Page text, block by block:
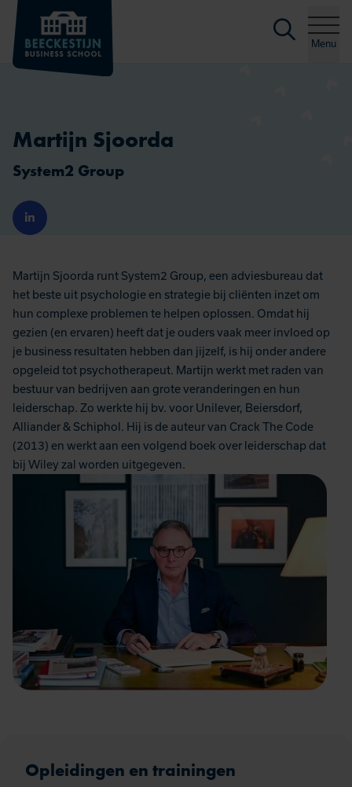
Ga naar de inhoud
Menu
Martijn Sjoorda
System2 Group
Martijn Sjoorda runt System2 Group, een adviesbureau dat
het beste uit psychologie en strategie bij cliënten inzet om
hun complexe problemen te helpen oplossen. Omdat hij
gezien (en ervaren) heeft dat je ouders vaak meer invloed op
je business resultaten hebben dan jijzelf, is hij onder andere
opgeleid tot psychotherapeut. Martijn werkt met raden van
bestuur van bedrijven aan grote veranderingen en hun
leiderschap. Zo werkte hij bv. voor Unilever, Beiersdorf,
Alliander & Schiphol. Hij is de auteur van Crack The Code
(2013) en werkt aan een volgend boek over leiderschap dat
bij Wiley zal worden uitgegeven.
Opleidingen en trainingen